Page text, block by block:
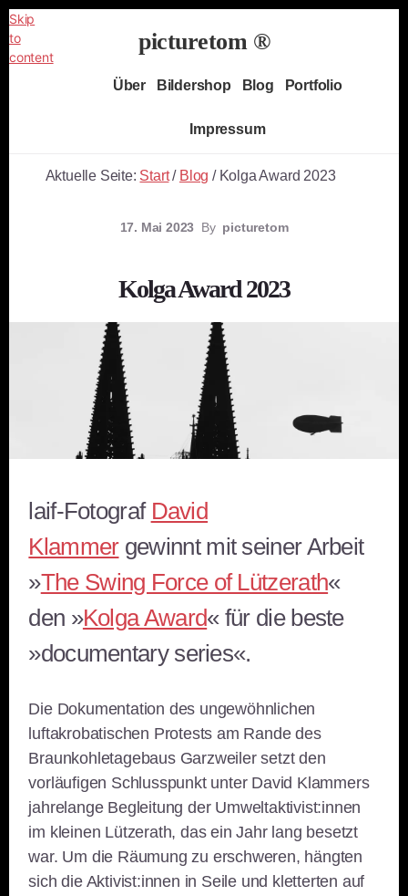
Skip
to
content
picturetom ®
Independent
Über Bildershop Blog Portfolio
Impressum
Aktuelle Seite: Start / Blog /Kolga Award 2023
17. Mai 2023 By picturetom
Kolga Award 2023
laif-Fotograf David
Klammergewinnt mit seiner Arbeit
»The Swing Force of Lützerath«
den »Kolga Award« für die beste
»documentary series«.
Die Dokumentation des ungewöhnlichen
luftakrobatischen Protests am Rande des
Braunkohletagebaus Garzweiler setzt den
vorläufigen Schlusspunkt unter David Klammers
jahrelange Begleitung der Umweltaktivist:innen
im kleinen Lützerath, das ein Jahr lang besetzt
war. Um die Räumung zu erschweren, hängten
sich die Aktivist:innen in Seile und kletterten auf